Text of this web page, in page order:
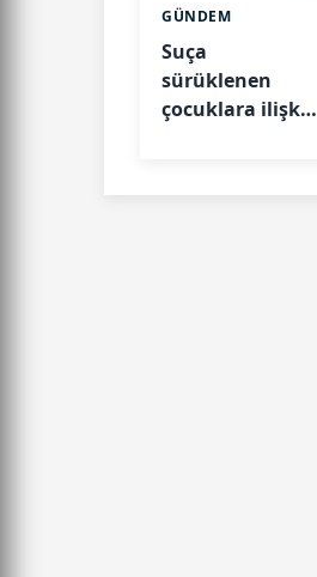
GÜNDEM
Suça
sürüklenen
çocuklara ilişkin